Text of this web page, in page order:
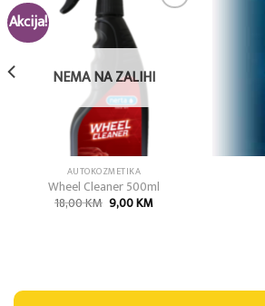
Akcija!
NEMA NA ZALIHI
AUTOKOZMETIKA
Wheel Cleaner 500ml
18,00KM Izvorna
cijena
9,00KMTrenutna